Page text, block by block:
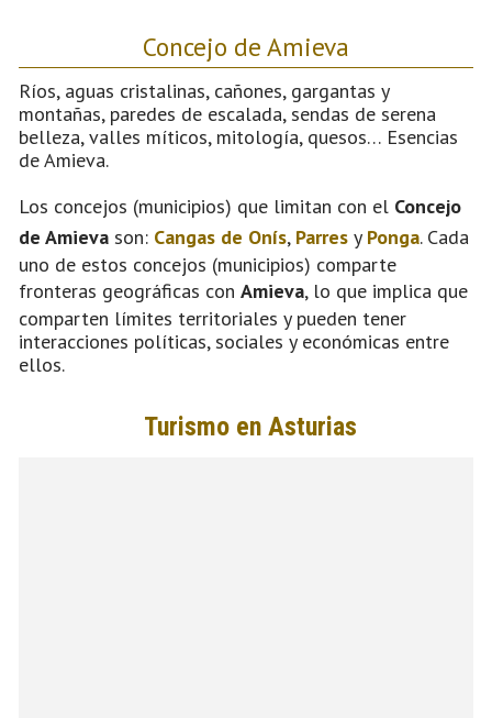
Concejo de Amieva
Ríos, aguas cristalinas, cañones, gargantas y
montañas, paredes de escalada, sendas de serena
belleza, valles míticos, mitología, quesos… Esencias
de Amieva.
Los concejos (municipios) que limitan con el Concejo
de Amieva son: Cangas de Onís, Parres y Ponga. Cada
uno de estos concejos (municipios) comparte
fronteras geográficas con Amieva, lo que implica que
comparten límites territoriales y pueden tener
interacciones políticas, sociales y económicas entre
ellos.